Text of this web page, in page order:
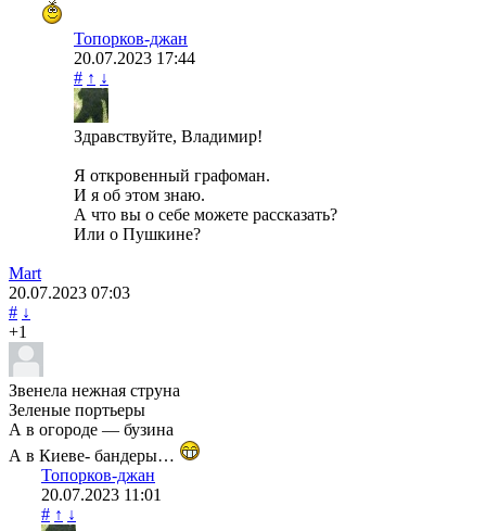
Топорков-джан
20.07.2023 17:44
# ↑ ↓
Здравствуйте, Владимир!
Я откровенный графоман.
И я об этом знаю.
А что вы о себе можете рассказать?
Или о Пушкине?
Mart
20.07.2023 07:03
# ↓
+1
Звенела нежная струна
Зеленые портьеры
А в огороде — бузина
А в Киеве- бандеры…
Топорков-джан
20.07.2023 11:01
# ↑ ↓